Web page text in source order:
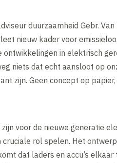
duurzaamheid Gebr. Van
nieuw kader voor
in elektrisch
niets dat echt aansloot op
zijn. Geen concept op
voor de nieuwe generatie
rol spelen. Het
dat laders en accu’s elkaar